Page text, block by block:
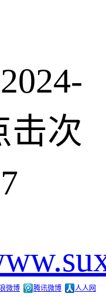
击次
微博 腾讯微博
人人网